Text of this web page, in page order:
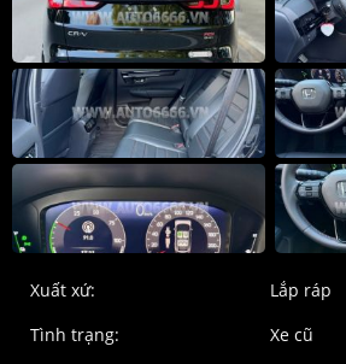
Xuất xứ:
Lắp ráp
Tình trạng:
Xe cũ